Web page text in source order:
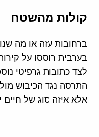
קולות מהשטח
ברחובות עזה או מה
בערבית רוססו על
לצד כתובות גרפיטי
התרסה נגד הכיבוש
אלא איזה סוג של